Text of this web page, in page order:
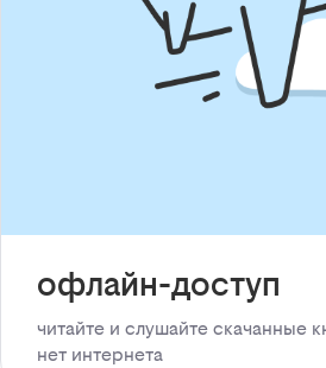
офлайн-доступ
читайте и слушайте скачанные
нет интернета